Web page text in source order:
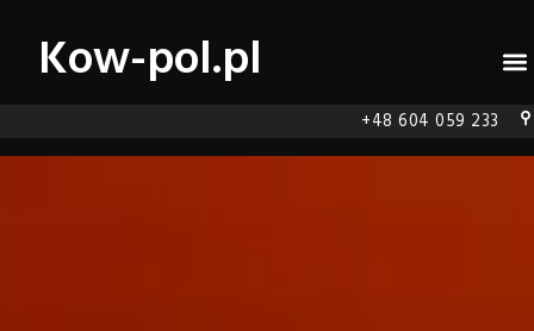
Kow-pol.pl
+48 604 059 233